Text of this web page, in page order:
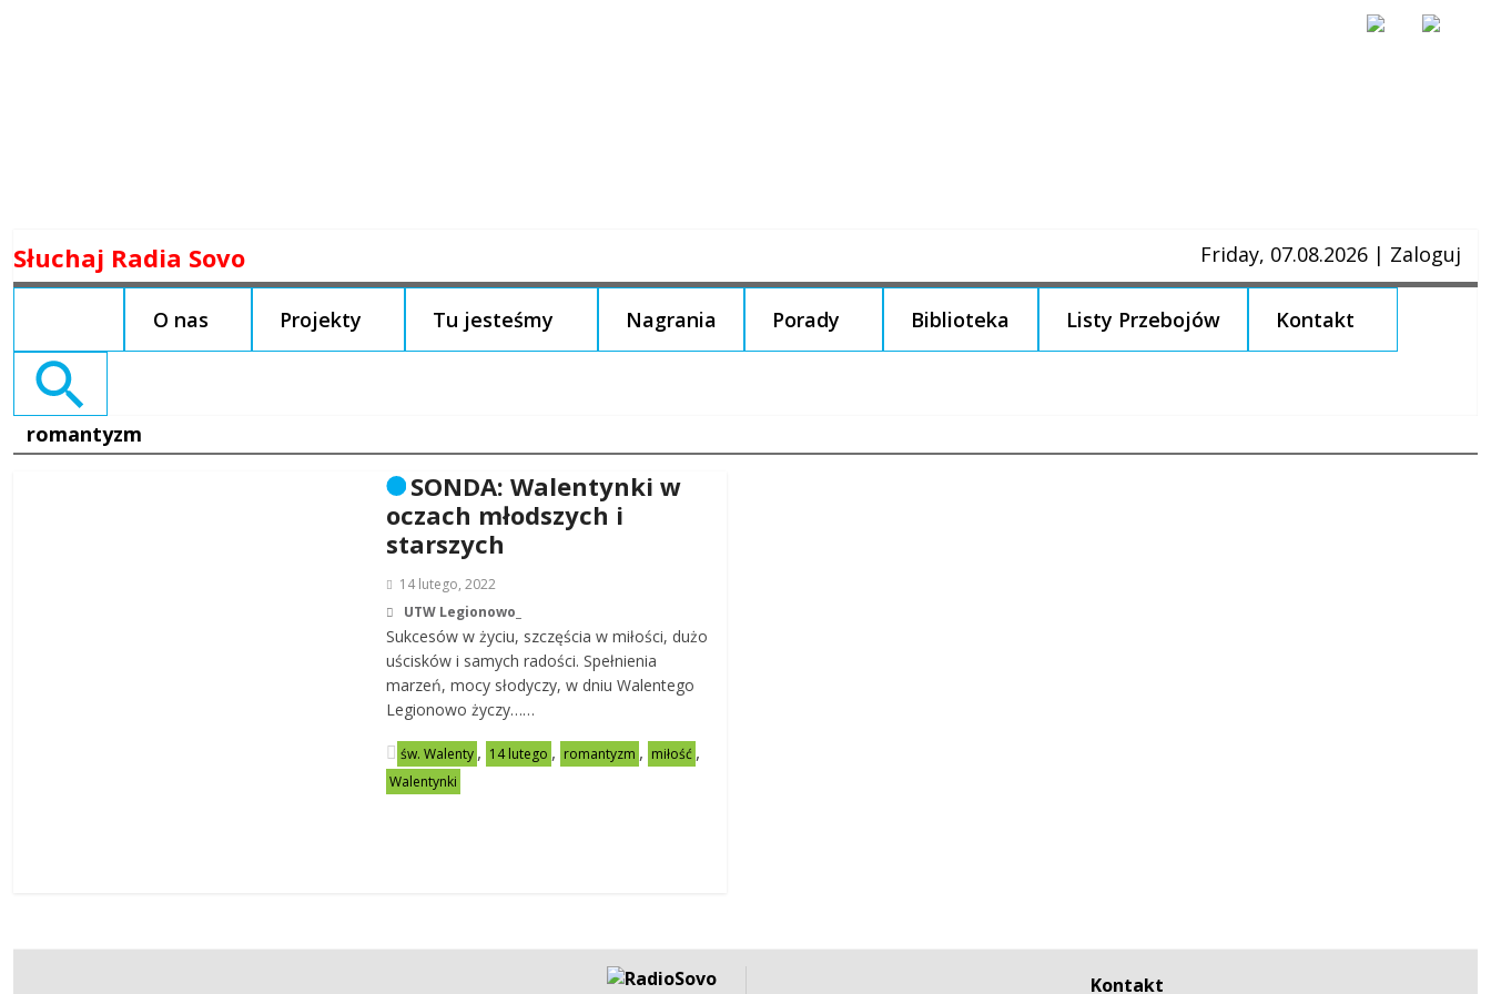
to
Słuchaj Radia Sovo Friday, 07.08.2026 | Zaloguj
O nas Projekty Tu jesteśmy Nagrania Porady Biblioteka Listy Przebojów Kontakt
Search
romantyzm
SONDA: Walentynki w
oczach młodszych i
starszych
14 lutego, 2022
UTW Legionowo_
Sukcesów w życiu, szczęścia w miłości, dużo
uścisków i samych radości. Spełnienia
marzeń, mocy słodyczy, w dniu Walentego
Legionowo życzy……
św. Walenty , 14 lutego , romantyzm , miłość ,
Walentynki
Kontakt